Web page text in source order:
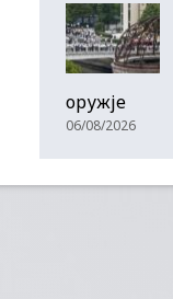
оружје
06/08/2026